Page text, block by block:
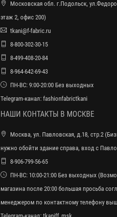
Московская обл. г.Подольск,
этаж 2, офис 200)
tkani@f-fabric.ru
8-800-302-30-15
8-499-408-20-84
8-964-642-69-43
ПН-ВС: 9:00-20:00 Без выходных
Telegram-канал: fashionfabrictkani
НАШИ КОНТАКТЫ В МОСКВЕ
Москва, ул. Павловская, д.18, стр.2
нужно обойти здание справа, вход с
8-906-799-56-65
ПН-ВС: 10:00-21:00 Без выходных
магазина после 20:00 большая просьба
менеджером по контактному телефону